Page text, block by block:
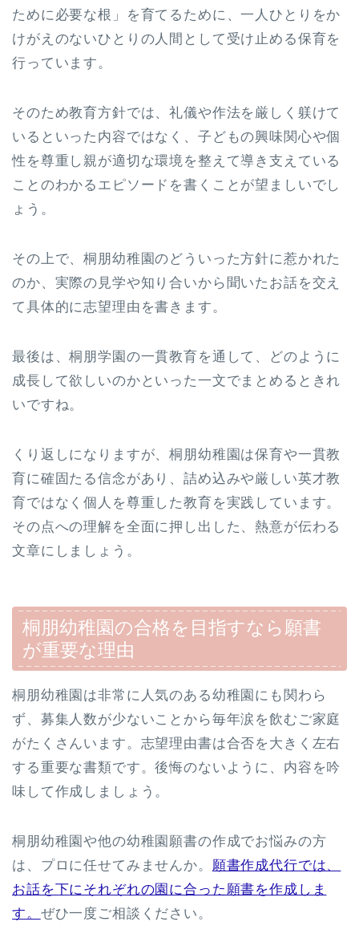
ために必要な根」を育てるために、一人ひとりをか
けがえのないひとりの人間として受け止める保育を
行っています。
そのため教育方針では、礼儀や作法を厳しく躾けて
いるといった内容ではなく、子どもの興味関心や個
性を尊重し親が適切な環境を整えて導き支えている
ことのわかるエピソードを書くことが望ましいでし
ょう。
その上で、桐朋幼稚園のどういった方針に惹かれた
のか、実際の見学や知り合いから聞いたお話を交え
て具体的に志望理由を書きます。
最後は、桐朋学園の一貫教育を通して、どのように
成長して欲しいのかといった一文でまとめるときれ
いですね。
くり返しになりますが、桐朋幼稚園は保育や一貫教
育に確固たる信念があり、詰め込みや厳しい英才教
育ではなく個人を尊重した教育を実践しています。
その点への理解を全面に押し出した、熱意が伝わる
文章にしましょう。
桐朋幼稚園の合格を目指すなら願書
が重要な理由
桐朋幼稚園は非常に人気のある幼稚園にも関わら
ず、募集人数が少ないことから毎年涙を飲むご家庭
がたくさんいます。志望理由書は合否を大きく左右
する重要な書類です。後悔のないように、内容を吟
味して作成しましょう。
桐朋幼稚園や他の幼稚園願書の作成でお悩みの方
は、プロに任せてみませんか。 願書作成代行では、
お話を下にそれぞれの園に合った願書を作成しま
す。 ぜひ一度ご相談ください。